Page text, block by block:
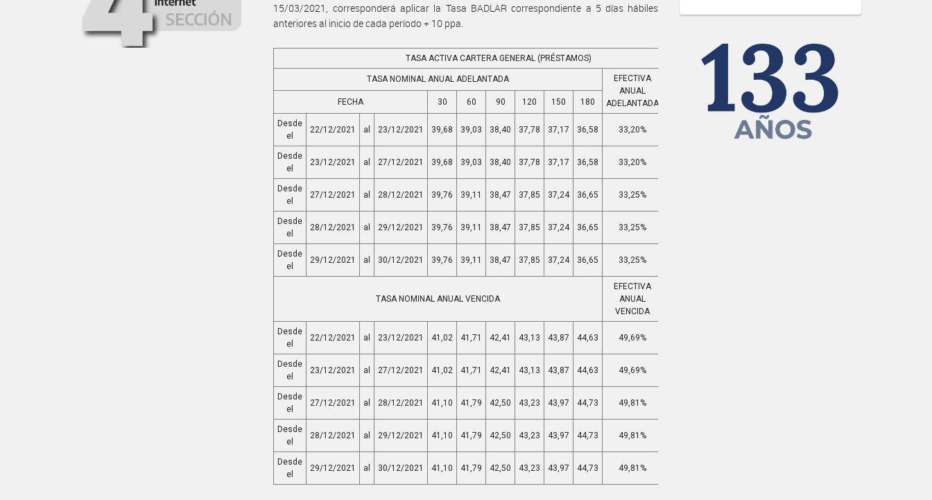
15/03/2021, corresponderá aplicar la Tasa BADLAR correspondiente a 5 días hábiles
anteriores al inicio de cada período + 10 ppa.
TASA ACTIVA CARTERA GENERAL (PRÉSTAMOS)
TASA NOMINAL ANUAL ADELANTADA
EFECTIVA
ANUAL
ADELANTADA
ADELANTADA
FECHA 30 60 90 120 150 180
Desde
el
22/12/2021 al 23/12/2021 39,68 39,03 38,40 37,78 37,17 36,58 33,20%
Desde
el
23/12/2021 al 27/12/2021 39,68 39,03 38,40 37,78 37,17 36,58 33,20%
Desde
el
27/12/2021 al 28/12/2021 39,76 39,11 38,47 37,85 37,24 36,65 33,25%
Desde
el
28/12/2021 al 29/12/2021 39,76 39,11 38,47 37,85 37,24 36,65 33,25%
Desde
el
29/12/2021 al 30/12/2021 39,76 39,11 38,47 37,85 37,24 36,65 33,25%
TASA NOMINAL ANUAL VENCIDA
EFECTIVA
ANUAL
VENCIDA
Desde
el
22/12/2021 al 23/12/2021 41,02 41,71 42,41 43,13 43,87 44,63 49,69%
Desde
el
23/12/2021 al 27/12/2021 41,02 41,71 42,41 43,13 43,87 44,63 49,69%
Desde
el
27/12/2021 al 28/12/2021 41,10 41,79 42,50 43,23 43,97 44,73 49,81%
Desde
el
28/12/2021 al 29/12/2021 41,10 41,79 42,50 43,23 43,97 44,73 49,81%
Desde
el
29/12/2021 al 30/12/2021 41,10 41,79 42,50 43,23 43,97 44,73 49,81%